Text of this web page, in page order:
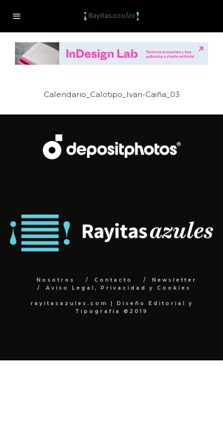
Calendario_Calotipo_Ivan-Caiña_03
Nosotros Contacto
Newsletter
Aviso Legal, Privacidad y Cookies
rayitasazules.com | Diseño Editorial y
Tipografía ©2019